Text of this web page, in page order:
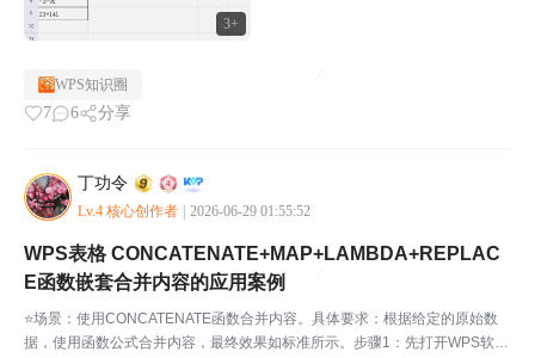
3+
WPS知识圈
7 6 分享
丁功令
Lv.4 核心创作者 2026-06-29 01:55:52
WPS表格 CONCATENATE+MAP+LAMBDA+REPLAC
E函数嵌套合并内容的应用案例
⭐场景：使用CONCATENATE函数合并内容。具体要求：根据给定的原始数
据，使用函数公式合并内容，最终效果如标准所示。步骤1：先打开WPS软